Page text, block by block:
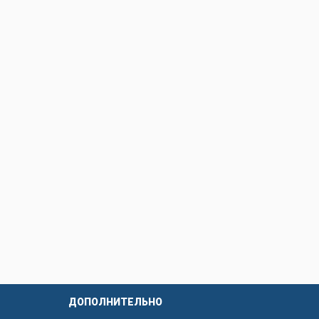
при правильной
Мы предлагаем разные
или можно забрать
оформить заказ,
ДОПОЛНИТЕЛЬНО